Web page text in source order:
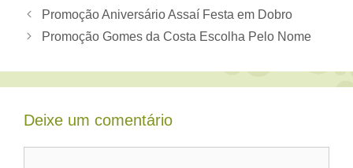
Promoção Aniversário Assaí Festa em Dobro
Promoção Gomes da Costa Escolha Pelo Nome
Deixe um comentário